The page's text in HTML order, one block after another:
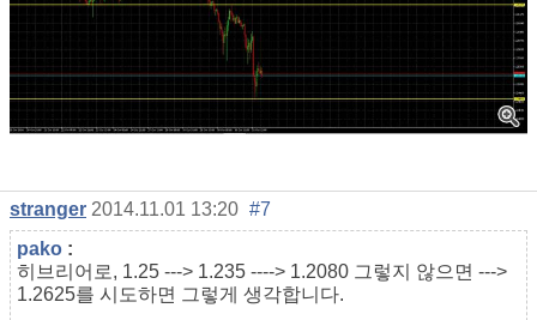
stranger 2014.11.01 13:20 #7
pako :
히브리어로, 1.25 ---> 1.235 ----> 1.2080 그렇지 않으면 --->
1.2625를 시도하면 그렇게 생각합니다.